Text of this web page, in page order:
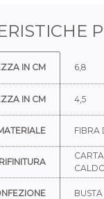
IN CM 6,8
IN CM 4,5
FIBRA
RIFINITURA
BUSTA